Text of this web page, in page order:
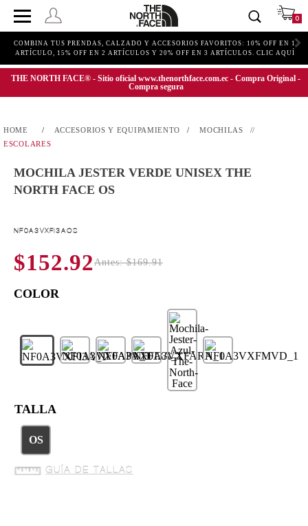
0
COMBINA TUS PRENDAS, CALZADO Y ACCESORIOS FAVORITOS: 10% OFF EN 1
ARTÍCULO, 15% OFF EN 2 ARTÍCULOS Y 20% OFF EN 3 ARTÍCULOS. CLIC AQUÍ
THE NORTH FACE® - Sitio oficial www.thenorthface.com.ec - Compra Original -
Compra segura
ACCESORIOS Y EQUIPAMIENTO
MOCHILAS
ESCOLARES
MOCHILA JESTER VERDE UNISEX THE
NORTH FACE OS
NF0A3VXFI3AOS
$152.92 Antes: $169.91
TALLA
OS
GUÍA DE TALLAS